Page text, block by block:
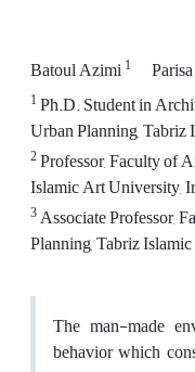
Batoul Azimi1
1Ph.D. Student in
Urban Planning,
2Professor, Faculty of
Islamic Art University,
3Associate Professor,
Planning, Tabriz
The man-made
behavior which